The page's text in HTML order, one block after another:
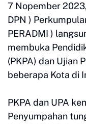
7 Nopember
DPN )
PERADMI )
membuka
(PKPA) dan Ujian
beberapa Kota di
PKPA dan UPA
Penyumpahan